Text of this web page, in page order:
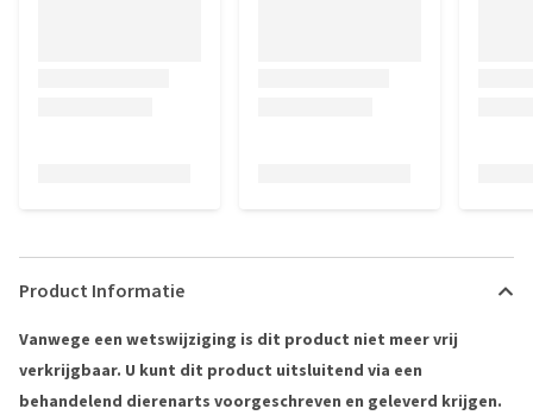
Product Informatie
Vanwege een wetswijziging is dit product niet meer vrij
verkrijgbaar. U kunt dit product uitsluitend via een
behandelend dierenarts voorgeschreven en geleverd krijgen.